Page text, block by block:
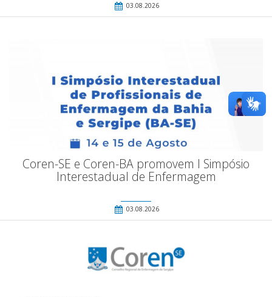
03.08.2026
Coren-SE e Coren-BA promovem I Simpósio
Interestadual de Enfermagem
03.08.2026